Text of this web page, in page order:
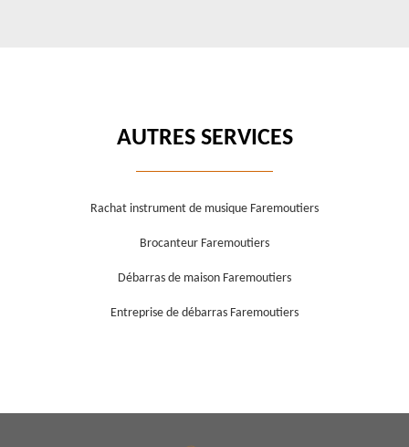
AUTRES SERVICES
Rachat instrument de musique Faremoutiers
Brocanteur Faremoutiers
Débarras de maison Faremoutiers
Entreprise de débarras Faremoutiers